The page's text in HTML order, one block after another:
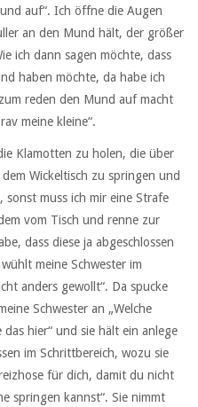
auf“. Ich öffne die Augen
an den Mund hält, der größer
ich dann sagen möchte, dass
haben möchte, da habe ich
reden den Mund auf macht
meine kleine“.
Klamotten zu holen, die über
Wickeltisch zu springen und
sonst muss ich mir eine Strafe
vom Tisch und renne zur
dass diese ja abgeschlossen
meine Schwester im
anders gewollt“. Da spucke
Schwester an „Welche
hier“ und sie hält ein anlege
im Schrittbereich, wozu sie
für dich, damit du nicht
springen kannst“. Sie nimmt